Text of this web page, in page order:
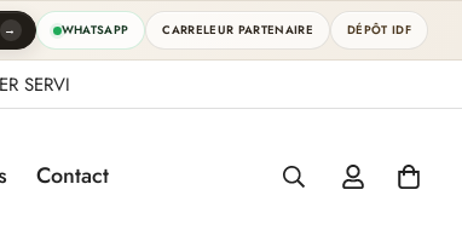
→ WHATSAPP CARRELEUR PARTENAIRE DÉPÔT IDF
SERVI
Contact